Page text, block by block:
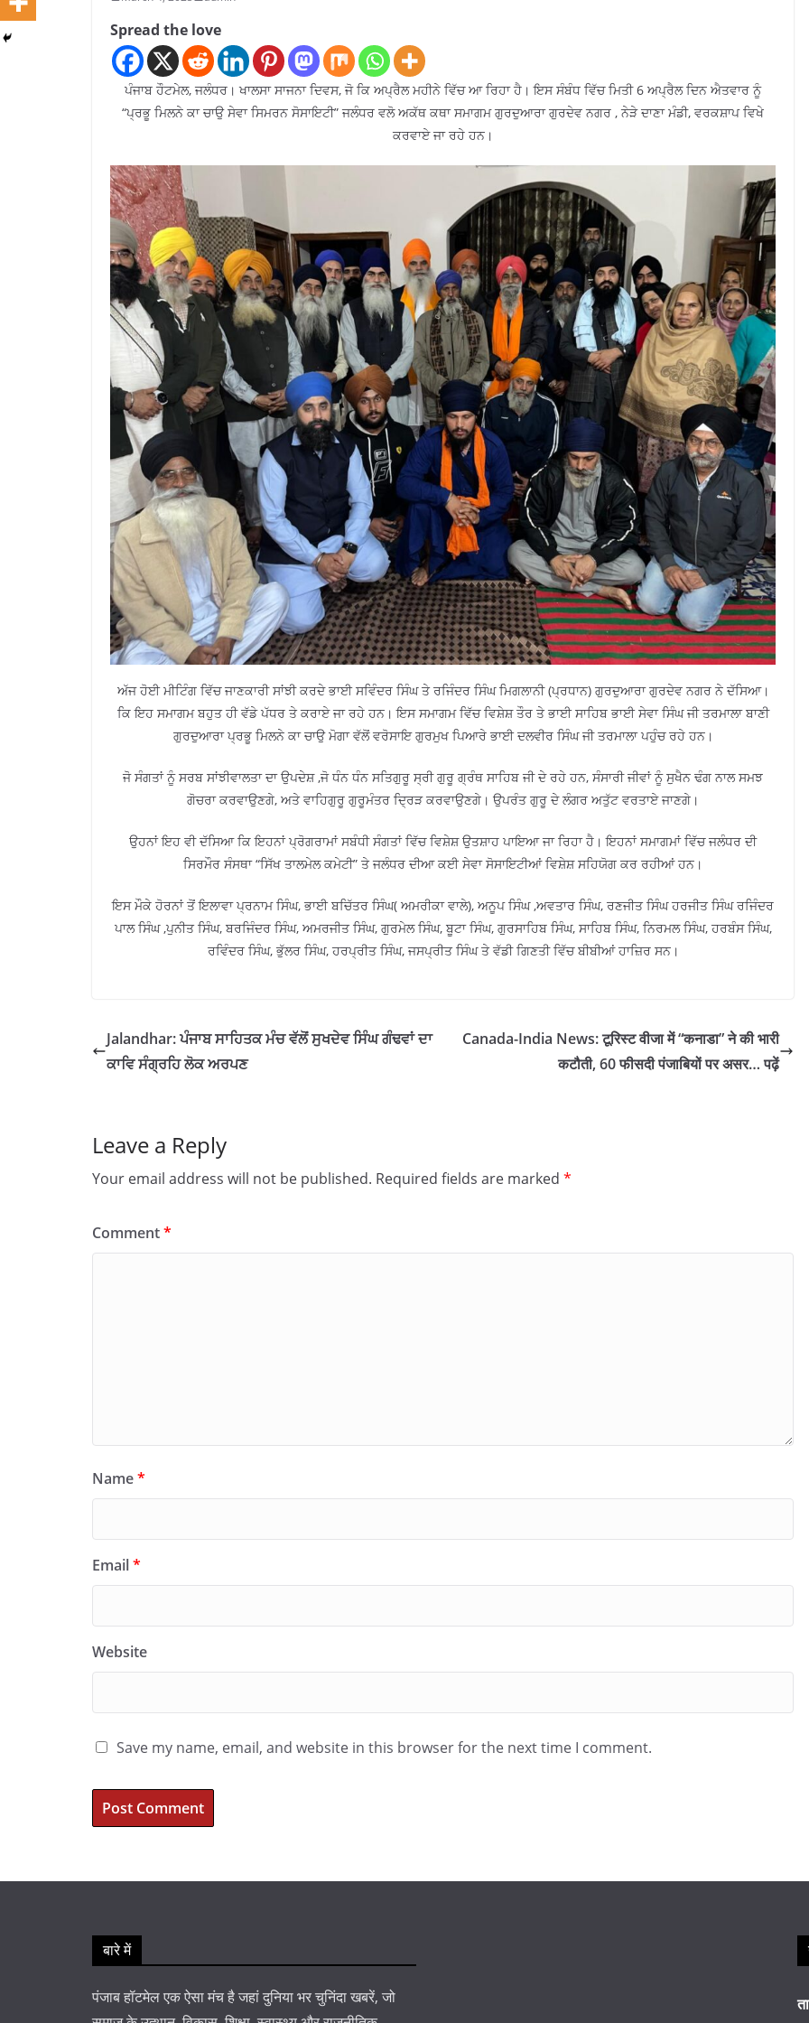
Spread the love
ਪੰਜਾਬ ਹੌਟਮੇਲ, ਜਲੰਧਰ। ਖਾਲਸਾ ਸਾਜਨਾ ਦਿਵਸ, ਜੋ ਕਿ ਅਪ੍ਰੈਲ ਮਹੀਨੇ ਵਿੱਚ ਆ ਰਿਹਾ ਹੈ। ਇਸ ਸੰਬੰਧ ਵਿੱਚ ਮਿਤੀ 6 ਅਪ੍ਰੈਲ ਦਿਨ ਐਤਵਾਰ ਨੂੰ
“ਪ੍ਰਭੂ ਮਿਲਨੇ ਕਾ ਚਾਉ ਸੇਵਾ ਸਿਮਰਨ ਸੋਸਾਇਟੀ” ਜਲੰਧਰ ਵਲੋ ਅਕੱਥ ਕਥਾ ਸਮਾਗਮ ਗੁਰਦੁਆਰਾ ਗੁਰਦੇਵ ਨਗਰ , ਨੇੜੇ ਦਾਣਾ ਮੰਡੀ, ਵਰਕਸ਼ਾਪ ਵਿਖੇ
ਕਰਵਾਏ ਜਾ ਰਹੇ ਹਨ।
ਅੱਜ ਹੋਈ ਮੀਟਿੰਗ ਵਿੱਚ ਜਾਣਕਾਰੀ ਸਾਂਝੀ ਕਰਦੇ ਭਾਈ ਸਵਿੰਦਰ ਸਿੰਘ ਤੇ ਰਜਿੰਦਰ ਸਿੰਘ ਮਿਗਲਾਨੀ (ਪ੍ਰਧਾਨ) ਗੁਰਦੁਆਰਾ ਗੁਰਦੇਵ ਨਗਰ ਨੇ ਦੱਸਿਆ।
ਕਿ ਇਹ ਸਮਾਗਮ ਬਹੁਤ ਹੀ ਵੱਡੇ ਪੱਧਰ ਤੇ ਕਰਾਏ ਜਾ ਰਹੇ ਹਨ। ਇਸ ਸਮਾਗਮ ਵਿੱਚ ਵਿਸ਼ੇਸ਼ ਤੌਰ ਤੇ ਭਾਈ ਸਾਹਿਬ ਭਾਈ ਸੇਵਾ ਸਿੰਘ ਜੀ ਤਰਮਾਲਾ ਬਾਣੀ
ਗੁਰਦੁਆਰਾ ਪ੍ਰਭੂ ਮਿਲਨੇ ਕਾ ਚਾਉ ਮੋਗਾ ਵੱਲੋਂ ਵਰੋਸਾਇ ਗੁਰਮੁਖ ਪਿਆਰੇ ਭਾਈ ਦਲਵੀਰ ਸਿੰਘ ਜੀ ਤਰਮਾਲਾ ਪਹੁੰਚ ਰਹੇ ਹਨ।
ਜੋ ਸੰਗਤਾਂ ਨੂੰ ਸਰਬ ਸਾਂਝੀਵਾਲਤਾ ਦਾ ਉਪਦੇਸ਼ ,ਜੋ ਧੰਨ ਧੰਨ ਸਤਿਗੁਰੂ ਸ੍ਰੀ ਗੁਰੂ ਗ੍ਰੰਥ ਸਾਹਿਬ ਜੀ ਦੇ ਰਹੇ ਹਨ, ਸੰਸਾਰੀ ਜੀਵਾਂ ਨੂੰ ਸੁਖੈਨ ਢੰਗ ਨਾਲ ਸਮਝ
ਗੋਚਰਾ ਕਰਵਾਉਣਗੇ, ਅਤੇ ਵਾਹਿਗੁਰੂ ਗੁਰੂਮੰਤਰ ਦ੍ਰਿੜ ਕਰਵਾਉਣਗੇ। ਉਪਰੰਤ ਗੁਰੂ ਦੇ ਲੰਗਰ ਅਤੁੱਟ ਵਰਤਾਏ ਜਾਣਗੇ।
ਉਹਨਾਂ ਇਹ ਵੀ ਦੱਸਿਆ ਕਿ ਇਹਨਾਂ ਪ੍ਰੋਗਰਾਮਾਂ ਸਬੰਧੀ ਸੰਗਤਾਂ ਵਿੱਚ ਵਿਸ਼ੇਸ਼ ਉਤਸ਼ਾਹ ਪਾਇਆ ਜਾ ਰਿਹਾ ਹੈ। ਇਹਨਾਂ ਸਮਾਗਮਾਂ ਵਿੱਚ ਜਲੰਧਰ ਦੀ
ਸਿਰਮੌਰ ਸੰਸਥਾ “ਸਿੱਖ ਤਾਲਮੇਲ ਕਮੇਟੀ” ਤੇ ਜਲੰਧਰ ਦੀਆ ਕਈ ਸੇਵਾ ਸੋਸਾਇਟੀਆਂ ਵਿਸ਼ੇਸ਼ ਸਹਿਯੋਗ ਕਰ ਰਹੀਆਂ ਹਨ।
ਇਸ ਮੌਕੇ ਹੋਰਨਾਂ ਤੋਂ ਇਲਾਵਾ ਪ੍ਰਨਾਮ ਸਿੰਘ, ਭਾਈ ਬਚਿੱਤਰ ਸਿੰਘ( ਅਮਰੀਕਾ ਵਾਲੇ), ਅਨੂਪ ਸਿੰਘ ,ਅਵਤਾਰ ਸਿੰਘ, ਰਣਜੀਤ ਸਿੰਘ ਹਰਜੀਤ ਸਿੰਘ ਰਜਿੰਦਰ
ਪਾਲ ਸਿੰਘ ,ਪੁਨੀਤ ਸਿੰਘ, ਬਰਜਿੰਦਰ ਸਿੰਘ, ਅਮਰਜੀਤ ਸਿੰਘ, ਗੁਰਮੇਲ ਸਿੰਘ, ਬੂਟਾ ਸਿੰਘ, ਗੁਰਸਾਹਿਬ ਸਿੰਘ, ਸਾਹਿਬ ਸਿੰਘ, ਨਿਰਮਲ ਸਿੰਘ, ਹਰਬੰਸ ਸਿੰਘ,
ਰਵਿੰਦਰ ਸਿੰਘ, ਭੁੱਲਰ ਸਿੰਘ, ਹਰਪ੍ਰੀਤ ਸਿੰਘ, ਜਸਪ੍ਰੀਤ ਸਿੰਘ ਤੇ ਵੱਡੀ ਗਿਣਤੀ ਵਿੱਚ ਬੀਬੀਆਂ ਹਾਜ਼ਿਰ ਸਨ।
Jalandhar: ਪੰਜਾਬ ਸਾਹਿਤਕ ਮੰਚ ਵੱਲੋਂ ਸੁਖਦੇਵ ਸਿੰਘ ਗੰਢਵਾਂ ਦਾ
ਕਾਵਿ ਸੰਗ੍ਰਹਿ ਲੋਕ ਅਰਪਣ
Canada-India News: टूरिस्ट वीजा में “कनाडा” ने की भारी
कटौती, 60 फीसदी पंजाबियों पर असर… पढ़ें
Leave a Reply
Your email address will not be published. Required fields are marked *
Comment*
Name*
Email*
Website
Save my name, email, and website in this browser for the next time I comment.
बारे में
पंजाब हॉटमेल एक ऐसा मंच है जहां दुनिया भर चुनिंदा खबरें, जो